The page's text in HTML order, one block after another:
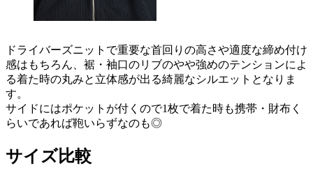
ドライバーズニットで重要な首回りの高さや適度な締め付け
感はもちろん、裾・袖口のリブのやや強めのテンションによ
る着た時の丸みと立体感が出る綺麗なシルエットとなりま
す。
サイドにはポケットが付くので1枚で着た時も携帯・財布く
らいであれば鞄いらずなのも◎
サイズ比較